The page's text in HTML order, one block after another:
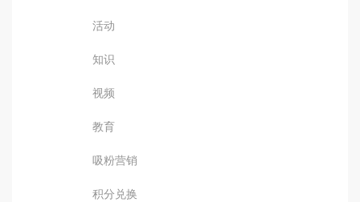
活动
知识
视频
教育
吸粉营销
积分兑换